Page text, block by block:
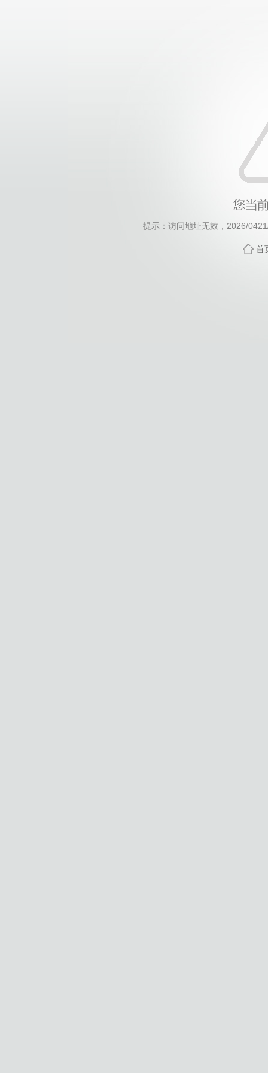
提示：访问地址无效，2026/
首